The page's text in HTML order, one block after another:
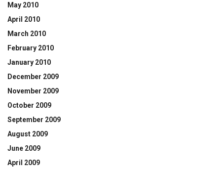
May 2010
April 2010
March 2010
February 2010
January 2010
December 2009
November 2009
October 2009
September 2009
August 2009
June 2009
April 2009